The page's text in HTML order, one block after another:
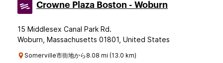
Crowne Plaza Boston - Woburn
15 Middlesex Canal Park Rd.
Woburn, Massachusetts 01801, United States
Somerville市街地から8.08 mi (13.0 km)